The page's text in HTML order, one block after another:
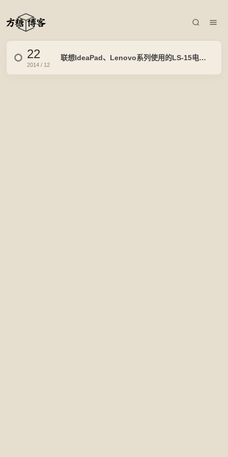
22
2014 / 12
联想IdeaPad、Lenovo系列使用的LS-15电源线召回通知